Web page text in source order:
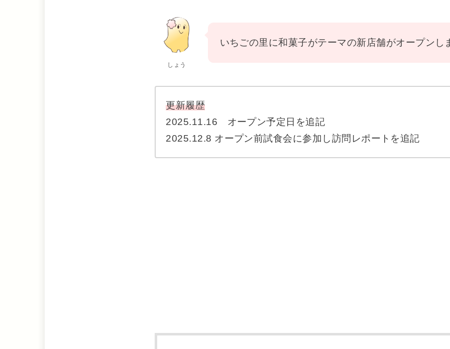
しょう
いちごの里に和菓子がテーマの新店舗がオープンし
更新履歴
2025.11.16 オープン予定日を追記
2025.12.8 オープン前試食会に参加し訪問レポートを追記